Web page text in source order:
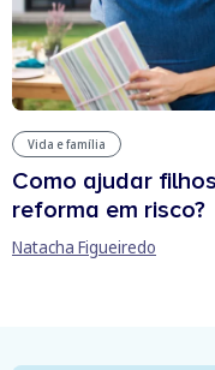
Vida e família
Como ajudar
reforma em risco?
Natacha Figueiredo